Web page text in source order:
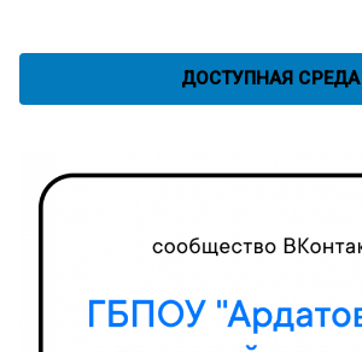
ДОСТУПНАЯ СРЕДА